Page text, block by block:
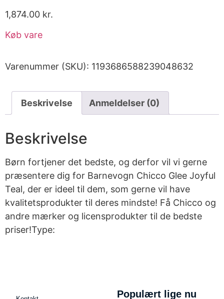
1,874.00 kr.
Køb vare
Varenummer (SKU): 1193686588239048632
Beskrivelse Anmeldelser (0)
Beskrivelse
Børn fortjener det bedste, og derfor vil vi gerne
præsentere dig for Barnevogn Chicco Glee Joyful
Teal, der er ideel til dem, som gerne vil have
kvalitetsprodukter til deres mindste! Få Chicco og
andre mærker og licensprodukter til de bedste
priser!Type:
Populært lige nu